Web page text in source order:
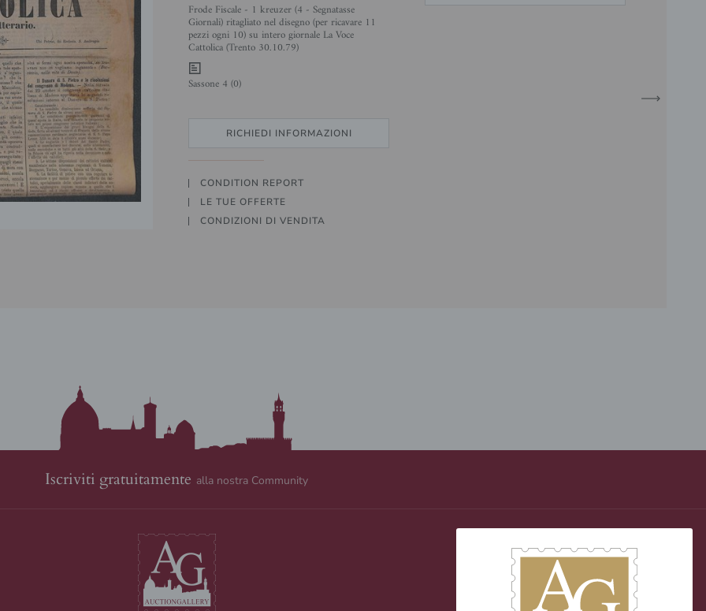
Frode Fiscale - 1 kreuzer (4 - Segnatasse
Giornali) ritagliato nel disegno (per ricavare 11
pezzi ogni 10) su intero giornale La Voce
Cattolica (Trento 30.10.79)
0
Sassone 4 (0)
RICHIEDI INFORMAZIONI
CONDITION REPORT
LE TUE OFFERTE
CONDIZIONI DI VENDITA
Iscriviti gratuitamente alla nostra Community